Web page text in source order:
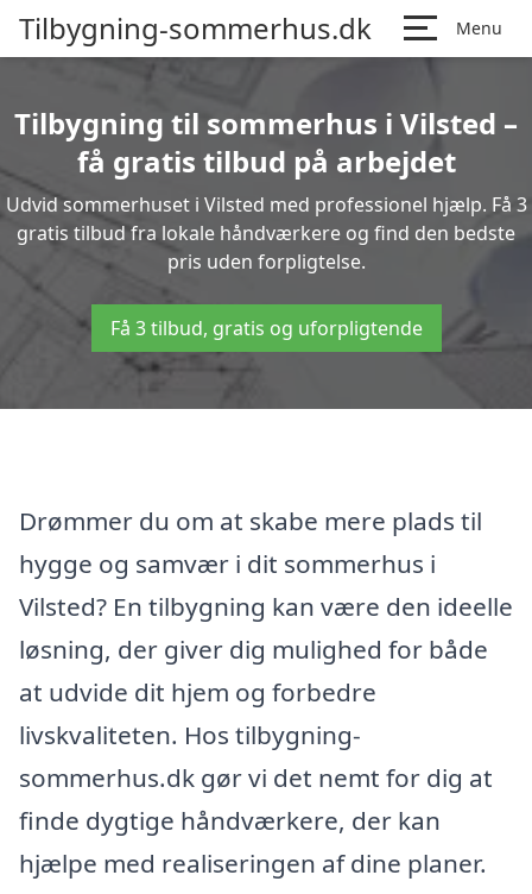
Tilbygning-sommerhus.dk Menu
Tilbygning til sommerhus i Vilsted –
få gratis tilbud på arbejdet
Udvid sommerhuset i Vilsted med professionel hjælp. Få 3
gratis tilbud fra lokale håndværkere og find den bedste
pris uden forpligtelse.
Få 3 tilbud, gratis og uforpligtende
Drømmer du om at skabe mere plads til
hygge og samvær i dit sommerhus i
Vilsted? En tilbygning kan være den ideelle
løsning, der giver dig mulighed for både
at udvide dit hjem og forbedre
livskvaliteten. Hos tilbygning-
sommerhus.dk gør vi det nemt for dig at
finde dygtige håndværkere, der kan
hjælpe med realiseringen af dine planer.